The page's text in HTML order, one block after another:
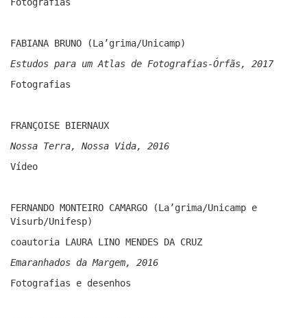
FABIANA BRUNO (La’grima/Unicamp)
Estudos para um Atlas de Fotografias-Órfãs, 2017
Fotografias
FRANÇOISE BIERNAUX
Nossa Terra, Nossa Vida, 2016
Vídeo
FERNANDO MONTEIRO CAMARGO (La’grima/Unicamp e
Visurb/Unifesp)
coautoria LAURA LINO MENDES DA CRUZ
Emaranhados da Margem, 2016
Fotografias e desenhos